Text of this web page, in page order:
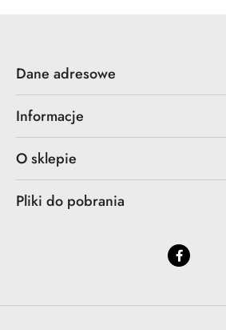
Dane adresowe
Informacje
O sklepie
Pliki do pobrania